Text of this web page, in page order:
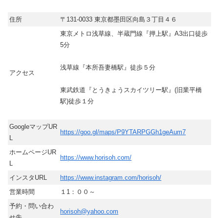
住所 〒131-0033 東京都墨田区向島３丁目４６
アクセス
東京メトロ浅草線、半蔵門線『押上駅』A3出口徒歩
5分
浅草線『本所吾妻橋駅』徒歩５分
東武鉄道『とうきょうスカイツリー駅』(旧業平橋
駅)徒歩１分
GoogleマップUR
L
https://goo.gl/maps/P9YTARPGGh1geAum7
ホームページUR
L
https://www.horisoh.com/
インスタURL
https://www.instagram.com/horisoh/
営業時間
１1：００～
予約・問い合わ
horisoh@yahoo.com